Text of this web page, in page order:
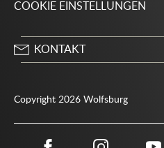
COOKIE EINSTELLUNGEN
KONTAKT
Copyright 2026 Wolfsburg